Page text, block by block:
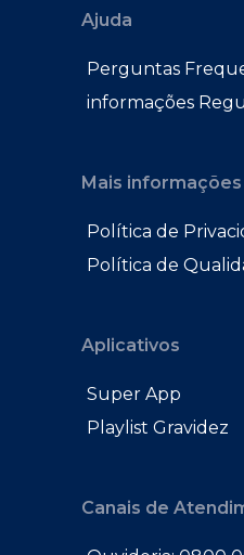
Ajuda
Perguntas
informações
Mais informações
Política de
Política de
Aplicativos
Super App
Playlist Gravidez
Canais de